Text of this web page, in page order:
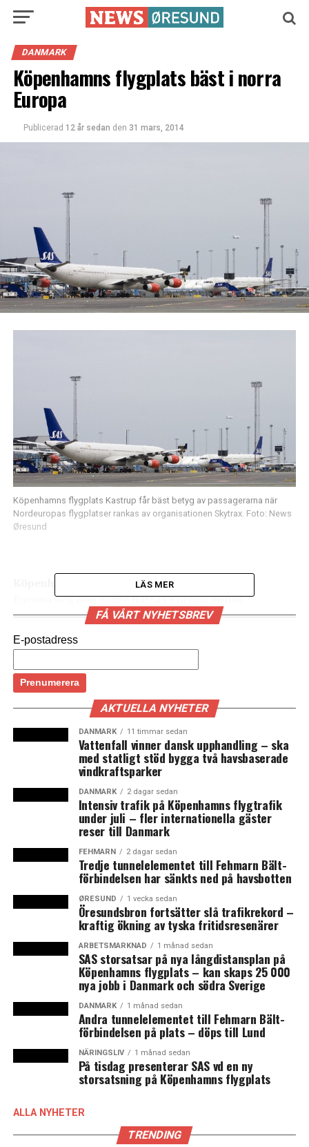
DANMARK
Köpenhamns flygplats bäst i norra
Europa
Publicerad 12 år sedan den 31 mars, 2014
Köpenhamns flygplats Kastrup får bäst betyg av passagerarna när
Nordeuropas flygplatser rankas av organisationen Skytrax. Foto: News
Øresund
Köpenhamns flygplats Kastrup är bäst i norra
Europa och den sjätte bästa i Europa enligt
organisationen Skytrax prestigefyllda årliga
passagerarundersökning där 12 miljoner
passagerare fått tycka till om service och utbud.
London är den stora vinnaren med tre flygplatser på
Europas tio i topplista. Frankrikes flygplatser höll inte
måttet. Världens bästa flygplats och vinnare av Skytrax
2014 World Airport Awards är Singapore Changi.
Köpenhamns flygplats Kastrup får en europeisk
topplacering när det gäller säkerhetskontrollen och
rankas i undersökningen som den åttonde bästa
transitflygplatsen i världen. Kastrup får även höga
betyg för personal samt för bra restauranger. (News
Bästa flygplatserna i norra Europa
Köpenhamn – Kastrup
Helsingfors – Vantaa
Billund – Jylland
Stockholm – Arlanda
Keflavik – Island
Göteborg – Landvetter
Europas bästa flygplatser
München
LÄS MER
FÅ VÅRT NYHETSBREV
E-postadress
AKTUELLA NYHETER
DANMARK 11 timmar sedan
Vattenfall vinner dansk upphandling – ska
med statligt stöd bygga två havsbaserade
vindkraftsparker
DANMARK 2 dagar sedan
Intensiv trafik på Köpenhamns flygtrafik
under juli – fler internationella gäster
reser till Danmark
FEHMARN 2 dagar sedan
Tredje tunnelelementet till Fehmarn Bält-
förbindelsen har sänkts ned på havsbotten
ØRESUND 1 vecka sedan
Öresundsbron fortsätter slå trafikrekord –
kraftig ökning av tyska fritidsresenärer
ARBETSMARKNAD 1 månad sedan
SAS storsatsar på nya långdistansplan på
Köpenhamns flygplats – kan skaps 25 000
nya jobb i Danmark och södra Sverige
DANMARK 1 månad sedan
Andra tunnelelementet till Fehmarn Bält-
förbindelsen på plats – döps till Lund
NÄRINGSLIV 1 månad sedan
På tisdag presenterar SAS vd en ny
storsatsning på Köpenhamns flygplats
ALLA NYHETER
TRENDING